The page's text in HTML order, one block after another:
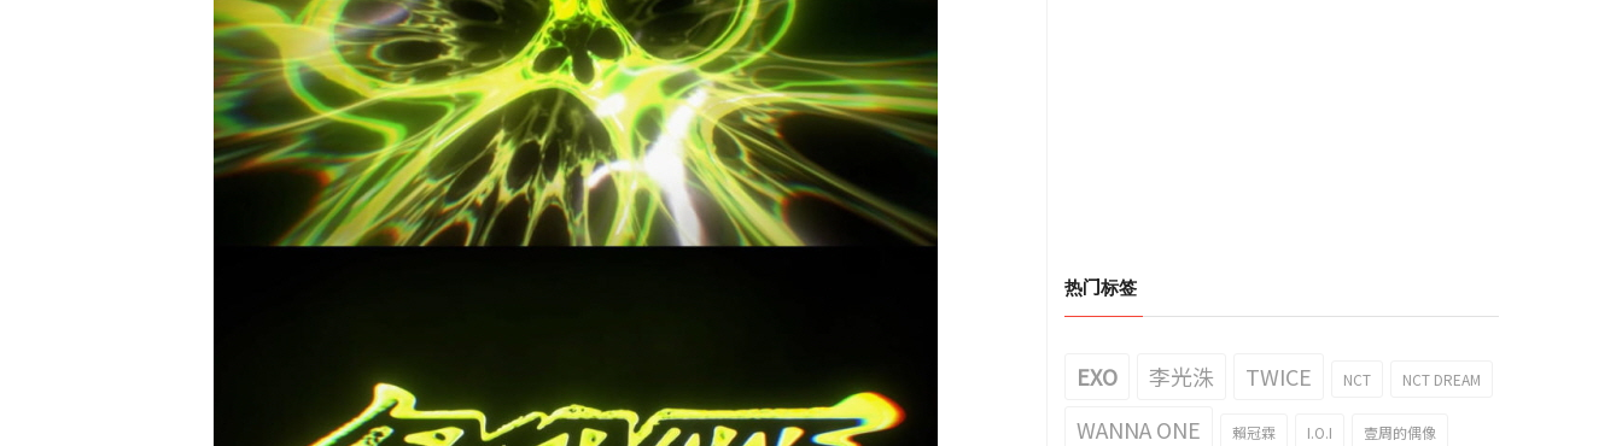
热门标签
EXO 李光洙 TWICE NCT NCT DREAM
WANNA ONE 賴冠霖 I.O.I 壹周的偶像